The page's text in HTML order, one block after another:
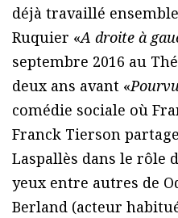
déjà travaillé
Ruquier «A droite à
septembre 2016 au
deux ans avant «
comédie sociale où
Franck Tierson
Laspallès dans le rôle
yeux entre autres de
Berland (acteur